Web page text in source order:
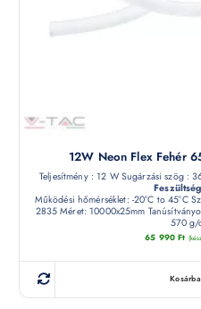
12W Neon Flex Fehér
Teljesítmény : 12 W Sugárzási szög :
Működési hőmérséklet: -20°C to 45°C
2835 Méret: 10000x25mm
570 g/
65 990Ft